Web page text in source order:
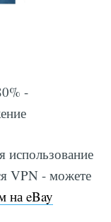
-
использование
VPN - можете
на eBay